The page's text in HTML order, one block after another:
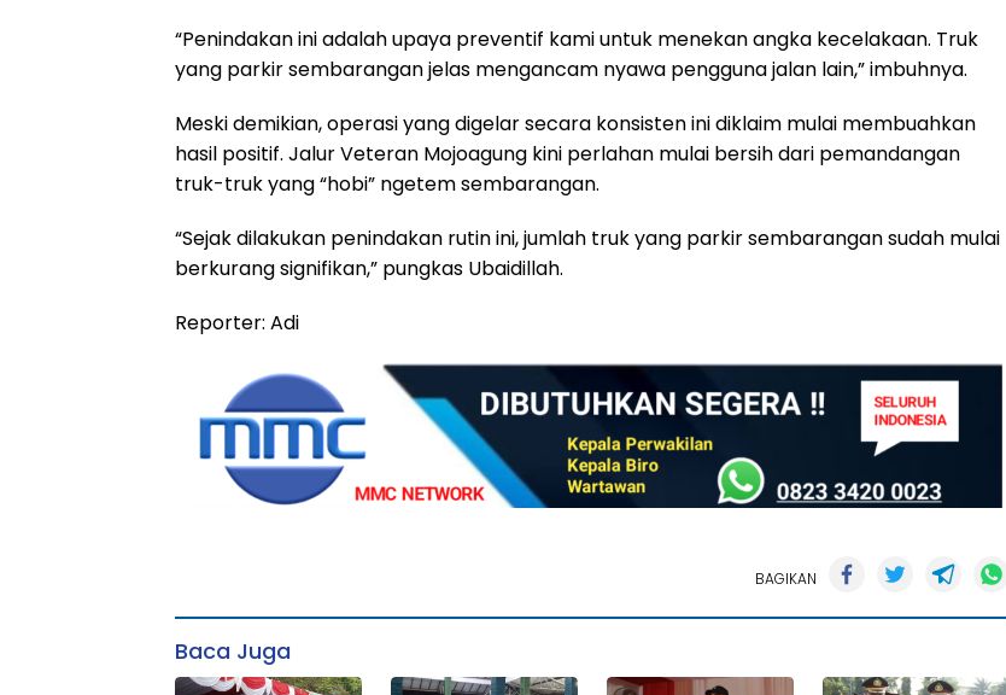
“Penindakan ini adalah upaya preventif kami untuk menekan angka kecelakaan. Truk
yang parkir sembarangan jelas mengancam nyawa pengguna jalan lain,” imbuhnya.
Meski demikian, operasi yang digelar secara konsisten ini diklaim mulai membuahkan
hasil positif. Jalur Veteran Mojoagung kini perlahan mulai bersih dari pemandangan
truk-truk yang “hobi” ngetem sembarangan.
“Sejak dilakukan penindakan rutin ini, jumlah truk yang parkir sembarangan sudah mulai
berkurang signifikan,” pungkas Ubaidillah.
Reporter: Adi
BAGIKAN
Baca Juga